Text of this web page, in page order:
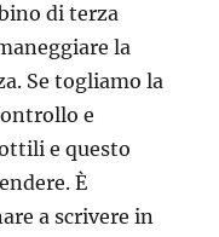
di terza
la
Se togliamo la
e
e questo
È
a scrivere in